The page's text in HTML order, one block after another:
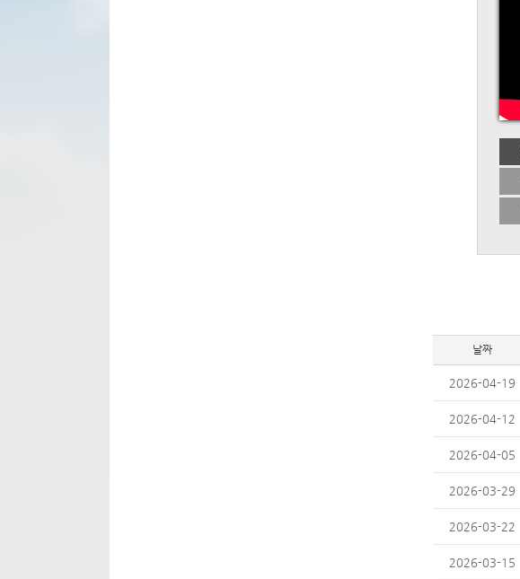
날짜
2026-04-19
2026-04-12
2026-04-05
2026-03-29
2026-03-22
2026-03-15